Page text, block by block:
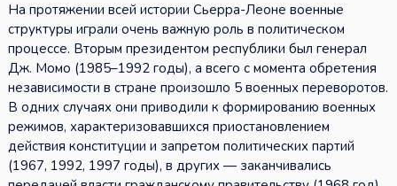
На протяжении всей истории Сьерра-Леоне военные
структуры играли очень важную роль в политическом
процессе. Вторым президентом республики был генерал
Дж. Момо (1985–1992 годы), а всего с момента обретения
независимости в стране произошло 5 военных переворотов.
В одних случаях они приводили к формированию военных
режимов, характеризовавшихся приостановлением
действия конституции и запретом политических партий
(1967, 1992, 1997 годы), в других — заканчивались